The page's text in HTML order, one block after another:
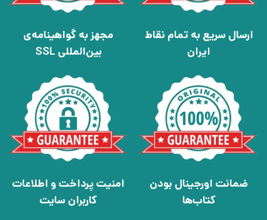
ارسال سریع به تمام نقاط
ایران
مجهز به گواهینامه‌ی
بین‌المللی SSL
ضمانت اورجینال بودن
کتاب‌ها
امنیت پرداخت و اطلاعات
کاربران سایت